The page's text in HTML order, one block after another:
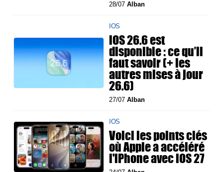
28/07Alban
IOS
iOS 26.6 est
disponible : ce qu’il
faut savoir (+ les
autres mises à jour
26.6)
27/07Alban
IOS
Voici les points clés
où Apple a accéléré
l'iPhone avec iOS 27